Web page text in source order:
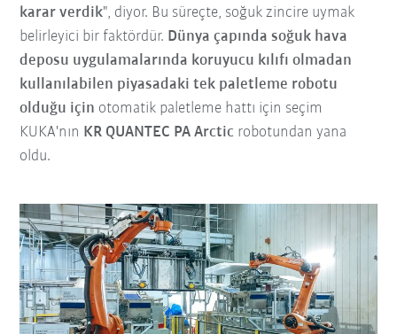
karar verdik", diyor. Bu süreçte, soğuk zincire uymak
belirleyici bir faktördür. Dünya çapında soğuk hava
deposu uygulamalarında koruyucu kılıfı olmadan
kullanılabilen piyasadaki tek paletleme robotu
olduğu için otomatik paletleme hattı için seçim
KUKA'nın KR QUANTEC PA Arctic robotundan yana
oldu.